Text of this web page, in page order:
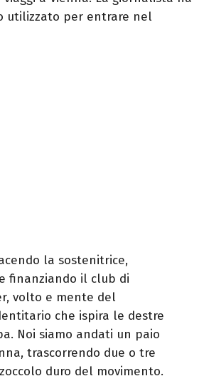
utilizzato per entrare nel
la sostenitrice,
finanziando il club di
volto e mente del
che ispira le destre
Noi siamo andati un paio
trascorrendo due o tre
duro del movimento.